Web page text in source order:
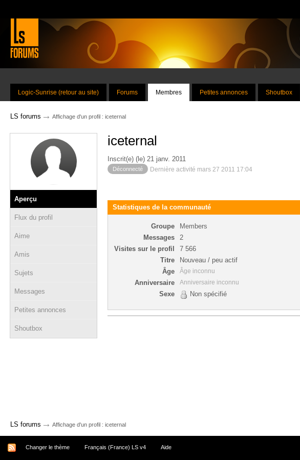
Logic-Sunrise (retour au site) Forums Membres Petites annonces Shoutbox
LS forums → Affichage d'un profil : iceternal
Aperçu
Flux du profil
Aime
Amis
Sujets
Messages
Petites annonces
Shoutbox
iceternal
Inscrit(e) (le) 21 janv. 2011
Déconnecté Dernière activité mars 27 2011 17:04
Statistiques de la communauté
Groupe
Members
Messages
2
Visites sur le profil
7 566
Titre
Nouveau / peu actif
Âge
Âge inconnu
Anniversaire Anniversaire inconnu
Sexe Non spécifié
LS forums → Affichage d'un profil : iceternal
Changer le thème Français (France) LS v4 Aide